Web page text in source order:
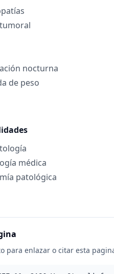
nocturna
de peso
médica
patológica
para enlazar o citar esta